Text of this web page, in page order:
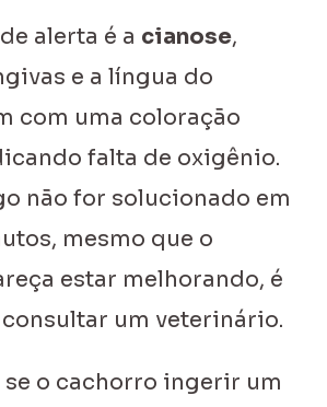
alerta é a cianose,
e a língua do
com uma coloração
falta de oxigênio.
não for solucionado em
mesmo que o
estar melhorando, é
um veterinário.
o cachorro ingerir um